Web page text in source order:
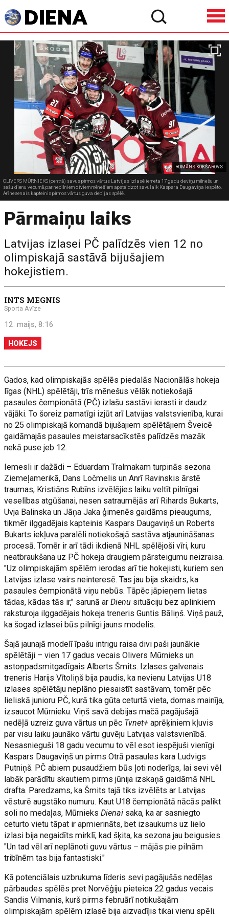
ROMĀNS KOKŠAROVS
OLIVERS MŪRNIEKS (centrā) savus pirmos vārtus Latvijas izlasē iemeta 17 gadu deviņu mēnešu un
sešu dienu vecumā, par nepilniem diviem mēnešiem apsteidzot savulaik Kaspara Daugaviņa iespēto.
Arī nesenais kapteinis pirmos vārtus guva debijas spēlē.
Pārmaiņu laiks
Latvijas izlasei PČ palīdzēs vien 12 no
olimpiskajā sastāvā bijušajiem
hokejistiem.
INTS MEGNIS
Sporta Avīze
12. maijs, 8:16
HOKEJS
Gados, kad olimpiskajās spēlēs piedalās Nacionālās hokeja
līgas (NHL) spēlētāji, trīs mēnešus vēlāk notiekošajā
pasaules čempionātā (PČ) izlašu sastāvi ierasti ir daudz
vājāki. To šoreiz pamatīgi izjūt arī Latvijas valstsvienība, kurai
no 25 olimpiskajā komandā bijušajiem spēlētājiem Šveicē
gaidāmajās pasaules meistarsacīkstēs palīdzēs mazāk
nekā puse jeb 12.
Iemesli ir dažādi – Eduardam Tralmakam turpinās sezona
Ziemeļamerikā, Dans Ločmelis un Anrī Ravinskis ārstē
traumas, Kristiāns Rubīns izvēlējies laiku veltīt pilnīgai
veselības atgūšanai, nesen satraumējās arī Rihards Bukarts,
Uvja Balinska un Jāņa Jaka ģimenēs gaidāms pieaugums,
tikmēr ilggadējais kapteinis Kaspars Daugaviņš un Roberts
Bukarts iekļuva paralēli notiekošajā sastāva atjaunināšanas
procesā. Tomēr ir arī tādi ikdienā NHL spēlējoši vīri, kuru
neatbraukšana uz PČ hokeja draugiem pārsteigumu neizraisa.
"Uz olimpiskajām spēlēm ierodas arī tie hokejisti, kuriem sen
Latvijas izlase vairs neinteresē. Tas jau bija skaidrs, ka
pasaules čempionātā viņu nebūs. Tāpēc jāpieņem lietas
tādas, kādas tās ir," sarunā arDienu situāciju bez aplinkiem
raksturoja ilggadējais hokeja treneris Guntis Bāliņš. Viņš pauž,
ka šogad izlasei būs pilnīgi jauns modelis.
Šajā jaunajā modelī īpašu intrigu raisa divi paši jaunākie
spēlētāji – vien 17 gadus vecais Olivers Mūrnieks un
astoņpadsmitgadīgais Alberts Šmits. Izlases galvenais
treneris Harijs Vītoliņš bija paudis, ka nevienu Latvijas U18
izlases spēlētāju neplāno piesaistīt sastāvam, tomēr pēc
lieliskā junioru PČ, kurā tika gūta ceturtā vieta, domas mainīja,
izsaucot Mūrnieku. Viņš savā debijas mačā pagājušajā
nedēļā uzreiz guva vārtus un pēc Tvnet+ aprēķiniem kļuvis
par visu laiku jaunāko vārtu guvēju Latvijas valstsvienībā.
Nesasnieguši 18 gadu vecumu to vēl esot iespējuši vienīgi
Kaspars Daugaviņš un pirms Otrā pasaules kara Ludvigs
Putniņš. PČ abiem pusaudžiem būs ļoti noderīgs, lai sevi vēl
labāk parādītu skautiem pirms jūnija izskaņā gaidāmā NHL
drafta. Paredzams, ka Šmits tajā tiks izvēlēts ar Latvijas
vēsturē augstāko numuru. Kaut U18 čempionātā nācās palikt
soli no medaļas, MūrnieksDienai saka, ka ar sasniegto
ceturto vietu tāpat ir apmierināts, bet izsaukums uz lielo
izlasi bija negaidīts mirklī, kad šķita, ka sezona jau beigusies.
"Un tad vēl arī neplānoti guvu vārtus – mājās pie pilnām
tribīnēm tas bija fantastiski."
Kā potenciālais uzbrukuma līderis sevi pagājušās nedēļas
pārbaudes spēlēs pret Norvēģiju pieteica 22 gadus vecais
Sandis Vilmanis, kurš pirms februārī notikušajām
olimpiskajām spēlēm izlasē bija aizvadījis tikai vienu spēli.